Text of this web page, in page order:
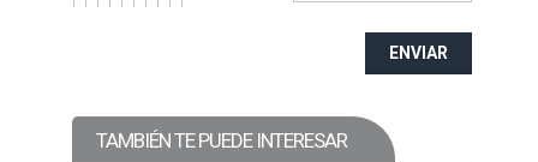
ENVIAR
TAMBIÉN TE PUEDE INTERESAR